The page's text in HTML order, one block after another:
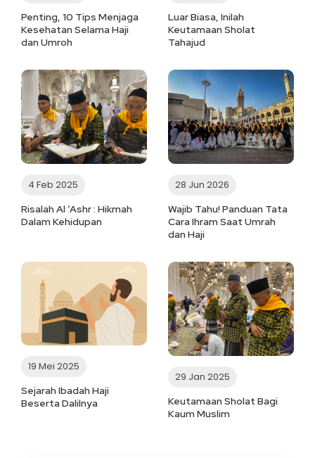
Penting, 10 Tips Menjaga
Kesehatan Selama Haji
dan Umroh
Luar Biasa, Inilah
Keutamaan Sholat
Tahajud
4 Feb 2025
Risalah Al ‘Ashr : Hikmah
Dalam Kehidupan
28 Jun 2026
Wajib Tahu! Panduan Tata
Cara Ihram Saat Umrah
dan Haji
19 Mei 2025
Sejarah Ibadah Haji
Beserta Dalilnya
29 Jan 2025
Keutamaan Sholat Bagi
Kaum Muslim